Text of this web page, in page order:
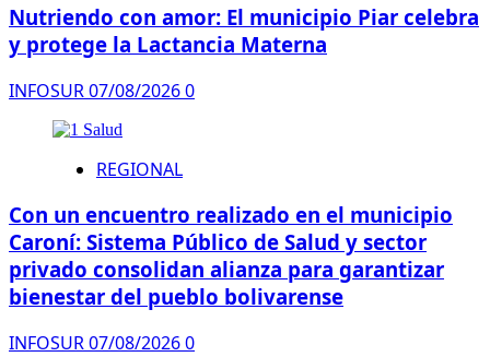
Nutriendo con amor: El municipio Piar celebra
y protege la Lactancia Materna
INFOSUR07/08/20260
REGIONAL
Con un encuentro realizado en el municipio
Caroní: Sistema Público de Salud y sector
privado consolidan alianza para garantizar
bienestar del pueblo bolivarense
INFOSUR07/08/20260